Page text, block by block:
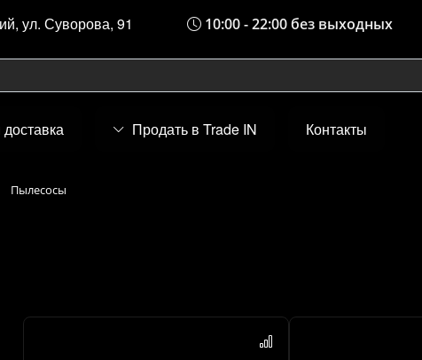
ул. Суворова, 91 10:00 - 22:00 без выходных
Продать в Trade IN Контакты
Пылесосы